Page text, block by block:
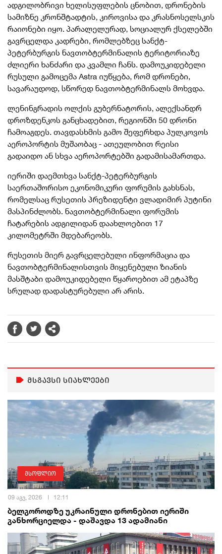
ადგილობრივი ხელისუფლების ცნობით, დრონების
სამიზნე კრონშტადტის, კიროვისა და კრასნოსელსკის
რაიონები იყო. პარალელურად, სოციალურ ქსელებში
გავრცელდა კადრები, რომლებზეც სანქტ-
პეტერბურგის ნავთობტერმინალის ტერიტორიაზე
ძლიერი ხანძარი და კვამლი ჩანს. დამოუკიდებელი
რუსული გამოცემა Astra იუწყება, რომ დრონები,
სავარაუდოდ, სწორედ ნავთობტერმინალს მოხვდა.
ლენინგრადის ოლქის გუბერნატორის, ალექსანდრ
დროზდენკოს განცხადებით, რეგიონში 50 დრონი
ჩამოაგდეს. თავდასხმის გამო შეფერხდა პულკოვოს
აეროპორტის მუშაობაც - ათეულობით რეისი
გადაიდო ან სხვა აეროპორტებში გადამისამართდა.
იერიში დაემთხვა სანქტ-პეტერბურგის
საერთაშორისო ეკონომიკური ფორუმის გახსნას,
რომელსაც რუსეთის პრეზიდენტი ვლადიმირ პუტინი
მასპინძლობს. ნავთობტერმინალი ფორუმის
ჩატარების ადგილიდან დაახლოებით 17
კილომეტრში მდებარეობს.
რუსეთის მიერ გავრცელებული ინფორმაცია და
ნავთობტერმინალისთვის მიყენებული ზიანის
მასშტაბი დამოუკიდებელი წყაროებით ამ ეტაპზე
სრულად დადასტურებული არ არის.
მსგავსი სიახლეები
მსოფლიო
09 აგვ, 2026 12:11
ბელგოროდზე უკრაინული დრონებით იერიში
განხორციელდა - დაშავდა 13 ადამიანი